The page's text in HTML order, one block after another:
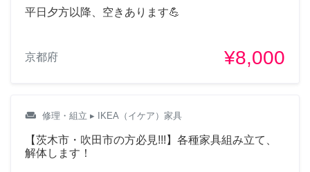
平日夕方以降、空きあります💪
京都府 ¥8,000
weekend 修理・組立 ▸ IKEA（イケア）家具
【茨木市・吹田市の方必見!!!】各種家具組み立て、
解体します！